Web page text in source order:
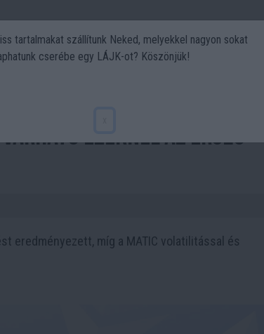
ezeknél az ERC20
eredményezett, míg a MATIC volatilitással és
tartalmakat szállítunk Neked, melyekkel nagyon sokat
cserébe egy LÁJK-ot? Köszönjük!